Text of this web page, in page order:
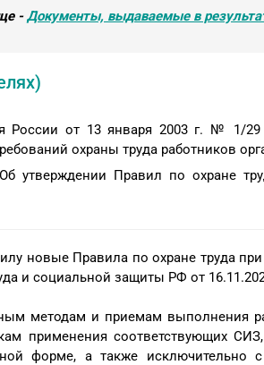
-Документы, выдаваемые в
России от 13 января 2003 г. № 1/29
охраны труда работников
утверждении Правил по охране
новые Правила по охране труда
и социальной защиты РФ от
методам и приемам выполнения
применения соответствующих
форме, а также исключительно